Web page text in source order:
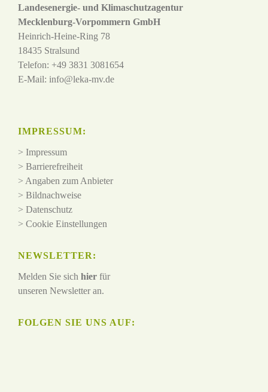
Landesenergie- und Klimaschutzagentur
Mecklenburg-Vorpommern GmbH
Heinrich-Heine-Ring 78
18435 Stralsund
Telefon: +49 3831 3081654
E-Mail: info@leka-mv.de
IMPRESSUM:
> Impressum
> Barrierefreiheit
> Angaben zum Anbieter
> Bildnachweise
> Datenschutz
> Cookie Einstellungen
NEWSLETTER:
Melden Sie sich hier für
unseren Newsletter an.
FOLGEN SIE UNS AUF: